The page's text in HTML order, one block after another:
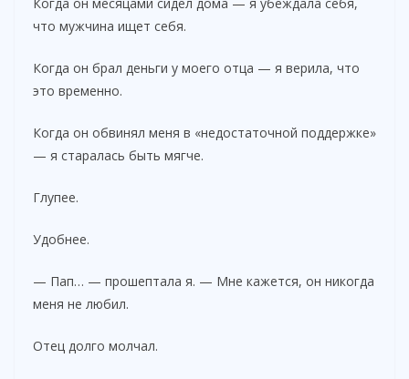
что мужчина ищет себя.
Когда он брал деньги у моего отца — я верила, что
это временно.
Когда он обвинял меня в «недостаточной поддержке»
— я старалась быть мягче.
Глупее.
Удобнее.
— Пап… — прошептала я. — Мне кажется, он никогда
меня не любил.
Отец долго молчал.